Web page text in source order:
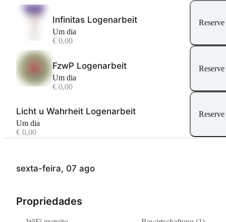
sexta-feira, 07 ago
Propriedades
Infinitas Logenarbeit
Um dia
€ 0,00
FzwP Logenarbeit
Um dia
€ 0,00
Licht u Wahrheit Logenarbeit
Um dia
€ 0,00